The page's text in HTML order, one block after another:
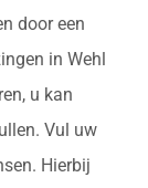
door een
in Wehl
u kan
Vul uw
Hierbij